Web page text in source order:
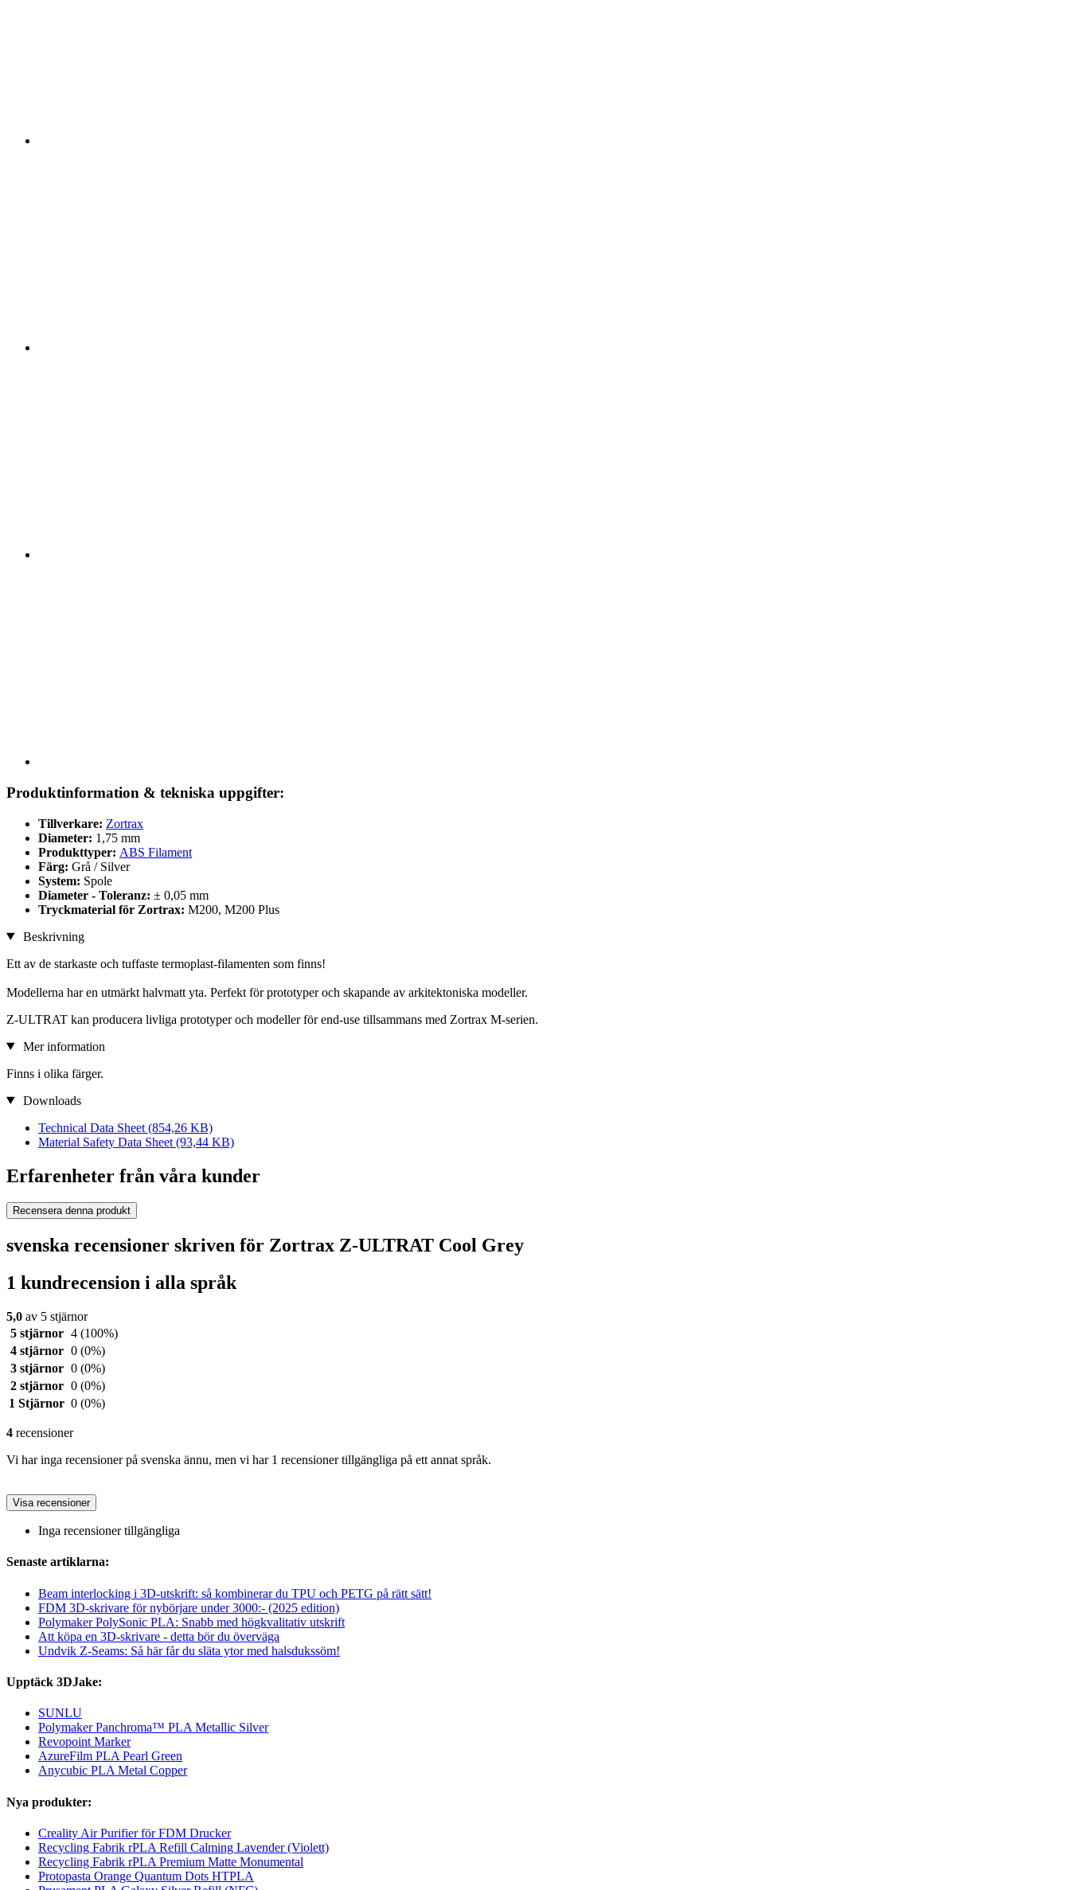
Produktinformation & tekniska uppgifter:
Tillverkare: Zortrax
Diameter: 1,75 mm
Produkttyper: ABS Filament
Färg: Grå / Silver
System: Spole
Diameter - Toleranz: ± 0,05 mm
Tryckmaterial för Zortrax: M200, M200 Plus
Beskrivning
Ett av de starkaste och tuffaste termoplast-filamenten som finns!
Modellerna har en utmärkt halvmatt yta. Perfekt för prototyper och skapande av arkitektoniska modeller.
Z-ULTRAT kan producera livliga prototyper och modeller för end-use tillsammans med Zortrax M-serien.
Mer information
Finns i olika färger.
Downloads
Technical Data Sheet (854,26 KB)
Material Safety Data Sheet (93,44 KB)
Erfarenheter från våra kunder
Recensera denna produkt
svenska recensioner skriven för Zortrax Z-ULTRAT Cool Grey
1 kundrecension i alla språk
5,0 av 5 stjärnor
5 stjärnor 4 (100%)
4 stjärnor 0 (0%)
3 stjärnor 0 (0%)
2 stjärnor 0 (0%)
1 Stjärnor 0 (0%)
4 recensioner
Vi har inga recensioner på svenska ännu, men vi har 1 recensioner tillgängliga på ett annat språk.
Visa recensioner
Inga recensioner tillgängliga
Senaste artiklarna:
Beam interlocking i 3D-utskrift: så kombinerar du TPU och PETG på rätt sätt!
FDM 3D-skrivare för nybörjare under 3000:- (2025 edition)
Polymaker PolySonic PLA: Snabb med högkvalitativ utskrift
Att köpa en 3D-skrivare - detta bör du överväga
Undvik Z-Seams: Så här får du släta ytor med halsdukssöm!
Upptäck 3DJake:
SUNLU
Polymaker Panchroma™ PLA Metallic Silver
Revopoint Marker
AzureFilm PLA Pearl Green
Anycubic PLA Metal Copper
Nya produkter:
Creality Air Purifier för FDM Drucker
Recycling Fabrik rPLA Refill Calming Lavender (Violett)
Recycling Fabrik rPLA Premium Matte Monumental
Protopasta Orange Quantum Dots HTPLA